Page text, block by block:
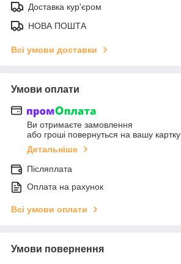
Доставка кур'єром
НОВА ПОШТА
Всі умови доставки
Умови оплати
Ви отримаєте замовлення
або гроші повернуться на вашу картку
Детальніше
Післяплата
Оплата на рахунок
Всі умови оплати
Умови повернення